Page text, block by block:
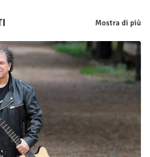
Mostra di più